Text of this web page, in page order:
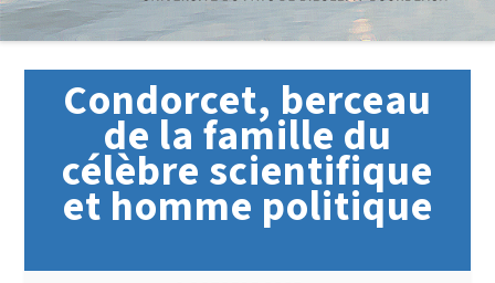
Condorcet, berceau
de la famille du
célèbre scientifique
et homme politique